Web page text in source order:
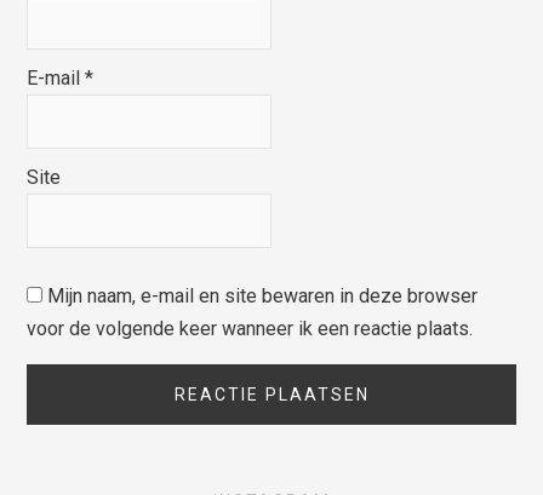
E-mail*
Site
Mijn naam, e-mail en site bewaren in deze browser
voor de volgende keer wanneer ik een reactie plaats.